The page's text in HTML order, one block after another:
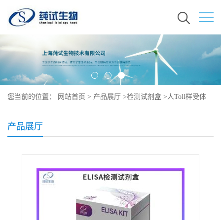
您当前的位置： 网站首页 > 产品展厅 >检测试剂盒 >人Toll样受体
产品展厅